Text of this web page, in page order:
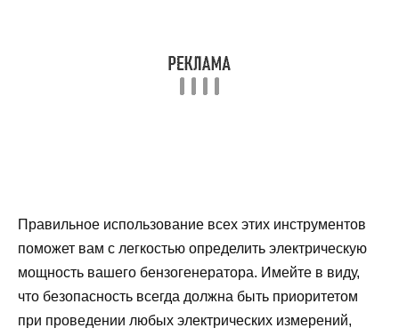
Правильное использование всех этих инструментов
поможет вам с легкостью определить электрическую
мощность вашего бензогенератора. Имейте в виду,
что безопасность всегда должна быть приоритетом
при проведении любых электрических измерений,